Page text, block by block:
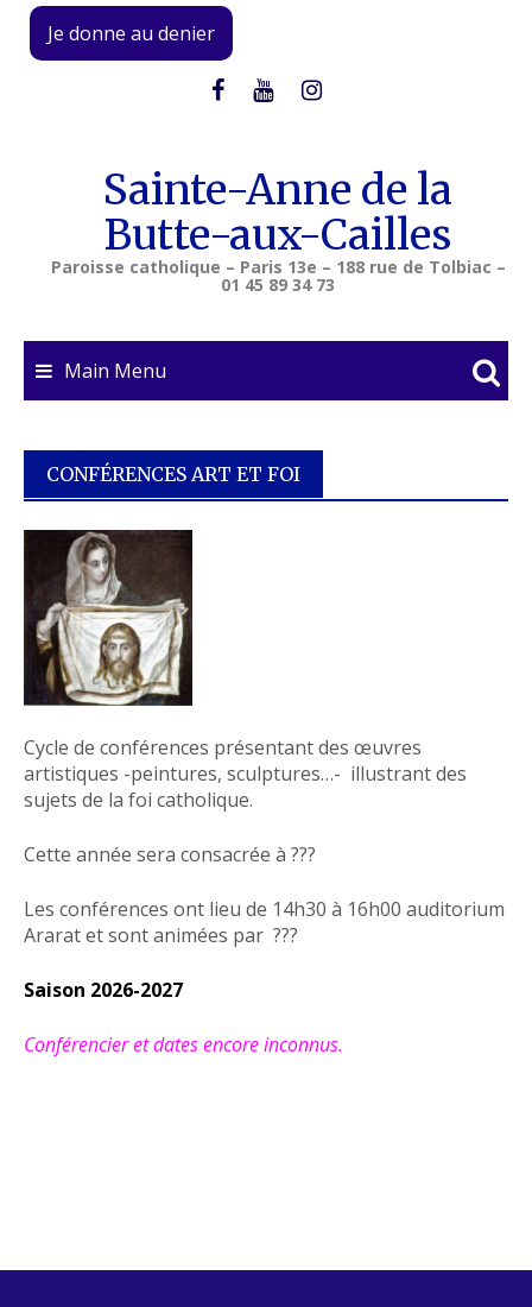
Skip
content
Je donne au denier
Sainte-Anne de la
Butte-aux-Cailles
Paroisse catholique – Paris 13e – 188 rue de Tolbiac –
01 45 89 34 73
Main Menu
CONFÉRENCES ART ET FOI
Cycle de conférences présentant des œuvres
artistiques -peintures, sculptures…- illustrant des
sujets de la foi catholique.
Cette année sera consacrée à ???
Les conférences ont lieu de 14h30 à 16h00 auditorium
Ararat et sont animées par ???
Saison 2026-2027
Conférencier et dates encore inconnus.